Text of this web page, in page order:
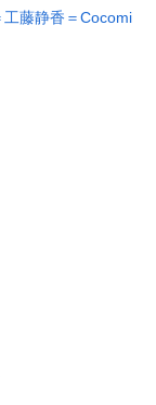
工藤静香＝Cocomi